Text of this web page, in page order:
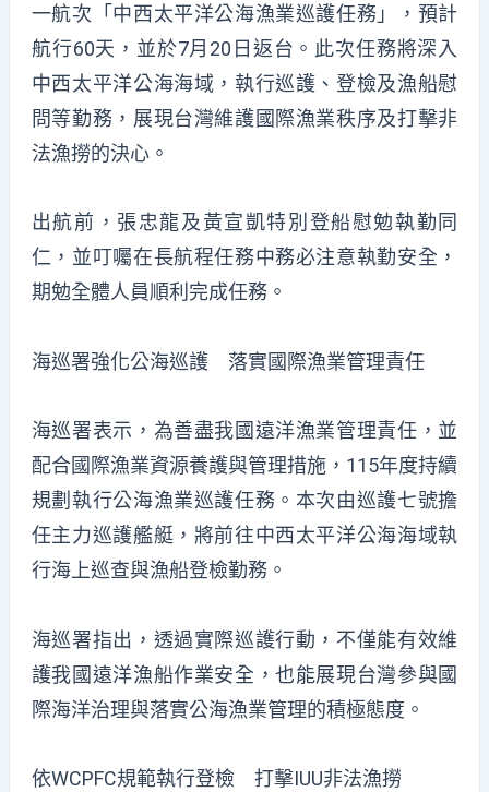
一航次「中西太平洋公海漁業巡護任務」，預計
航行60天，並於7月20日返台。此次任務將深入
中西太平洋公海海域，執行巡護、登檢及漁船慰
問等勤務，展現台灣維護國際漁業秩序及打擊非
法漁撈的決心。
出航前，張忠龍及黃宣凱特別登船慰勉執勤同
仁，並叮囑在長航程任務中務必注意執勤安全，
期勉全體人員順利完成任務。
海巡署強化公海巡護 落實國際漁業管理責任
海巡署表示，為善盡我國遠洋漁業管理責任，並
配合國際漁業資源養護與管理措施，115年度持續
規劃執行公海漁業巡護任務。本次由巡護七號擔
任主力巡護艦艇，將前往中西太平洋公海海域執
行海上巡查與漁船登檢勤務。
海巡署指出，透過實際巡護行動，不僅能有效維
護我國遠洋漁船作業安全，也能展現台灣參與國
際海洋治理與落實公海漁業管理的積極態度。
依WCPFC規範執行登檢 打擊IUU非法漁撈